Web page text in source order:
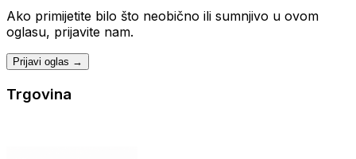
Ako primijetite bilo što neobično ili sumnjivo u ovom
oglasu, prijavite nam.
Prijavi oglas →
Trgovina